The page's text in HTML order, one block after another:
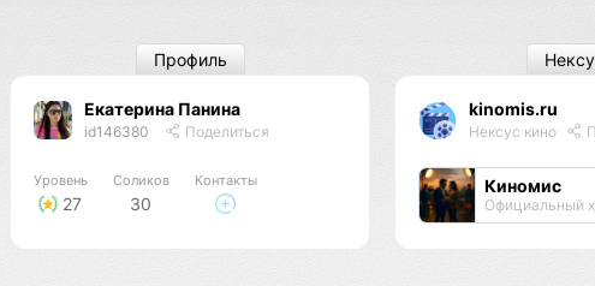
Екатерина Панина
id146380 Поделиться
Уровень
27
Соликов
30
Контакты
Профиль
kinomis.ru
Нексус кино
Киномис
Официальный